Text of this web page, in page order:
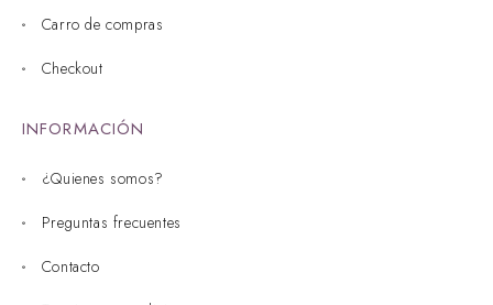
Carro de compras
Checkout
INFORMACIÓN
¿Quienes somos?
Preguntas frecuentes
Contacto